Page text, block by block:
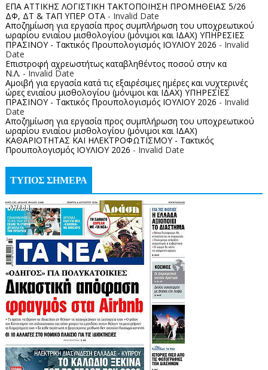
ΕΠΑ ΑΤΤΙΚΗΣ ΛΟΓΙΣΤΙΚΗ ΤΑΚΤΟΠΟΙΗΣΗ ΠΡΟΜΗΘΕΙΑΣ 5/26
ΔΦ, ΔΤ & ΤΑΠ ΥΠΕΡ ΟΤΑ- Invalid Date
Αποζημίωση για εργασία προς συμπλήρωση του υποχρεωτικού
ωραρίου ενιαίου μισθολογίου (μόνιμοι και ΙΔΑΧ) ΥΠΗΡΕΣΙΕΣ
ΠΡΑΣΙΝΟΥ - Τακτικός Προυπολογισμός ΙΟΥΛΙΟΥ 2026 - Invalid
Date
Επιστροφή αχρεωστήτως καταβληθέντος ποσoύ στην κα
Ν.Λ. - Invalid Date
Αμοιβή για εργασία κατά τις εξαιρέσιμες ημέρες και νυχτερινές
ώρες ενιαίου μισθολογίου (μόνιμοι και ΙΔΑΧ) ΥΠΗΡΕΣΙΕΣ
ΠΡΑΣΙΝΟΥ - Τακτικός Προυπολογισμός ΙΟΥΛΙΟΥ 2026 - Invalid
Date
Αποζημίωση για εργασία προς συμπλήρωση του υποχρεωτικού
ωραρίου ενιαίου μισθολογίου (μόνιμοι και ΙΔΑΧ)
ΚΑΘΑΡΙΟΤΗΤΑΣ ΚΑΙ ΗΛΕΚΤΡΟΦΩΤΙΣΜΟΥ - Τακτικός
Προυπολογισμός ΙΟΥΛΙΟΥ 2026 - Invalid Date
ΤΥΠΟΣ ΣΗΜΕΡΑ